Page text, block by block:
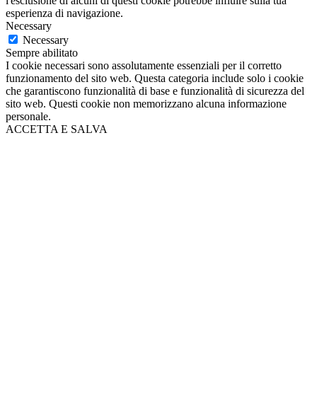
esperienza di navigazione.
Necessary
Necessary
Sempre abilitato
I cookie necessari sono assolutamente essenziali per il corretto
funzionamento del sito web. Questa categoria include solo i cookie
che garantiscono funzionalità di base e funzionalità di sicurezza del
sito web. Questi cookie non memorizzano alcuna informazione
personale.
ACCETTA E SALVA